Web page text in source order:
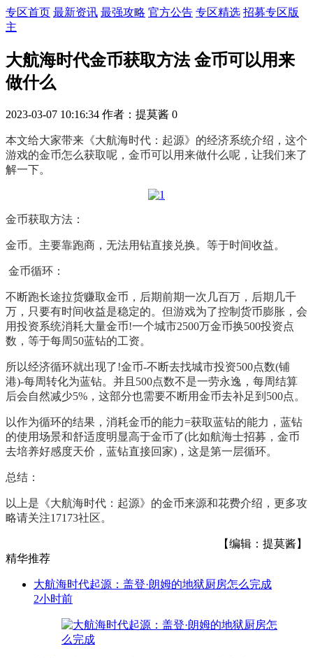
专区首页 最新资讯 最强攻略 官方公告 专区精选 招募专区版
主
大航海时代金币获取方法 金币可以用来
做什么
2023-03-07 10:16:34 作者：提莫酱 0
本文给大家带来《大航海时代：起源》的经济系统介绍，这个
游戏的金币怎么获取呢，金币可以用来做什么呢，让我们来了
解一下。
金币获取方法：
金币。主要靠跑商，无法用钻直接兑换。等于时间收益。
金币循环：
不断跑长途拉货赚取金币，后期前期一次几百万，后期几千
万，只要有时间收益是稳定的。但游戏为了控制货币膨胀，会
用投资系统消耗大量金币!一个城市2500万金币换500投资点
数，等于每周50蓝钻的工资。
所以经济循环就出现了!金币-不断去找城市投资500点数(铺
港)-每周转化为蓝钻。并且500点数不是一劳永逸，每周结算
后会自然减少5%，这部分也需要不断用金币去补足到500点。
以作为循环的结果，消耗金币的能力=获取蓝钻的能力，蓝钻
的使用场景和舒适度明显高于金币了(比如航海士招募，金币
去培养好感度天价，蓝钻直接回家)，这是第一层循环。
总结：
以上是《大航海时代：起源》的金币来源和花费介绍，更多攻
略请关注17173社区。
【编辑：提莫酱】
精华推荐
大航海时代起源：盖登·朗姆的地狱厨房怎么完成
2小时前